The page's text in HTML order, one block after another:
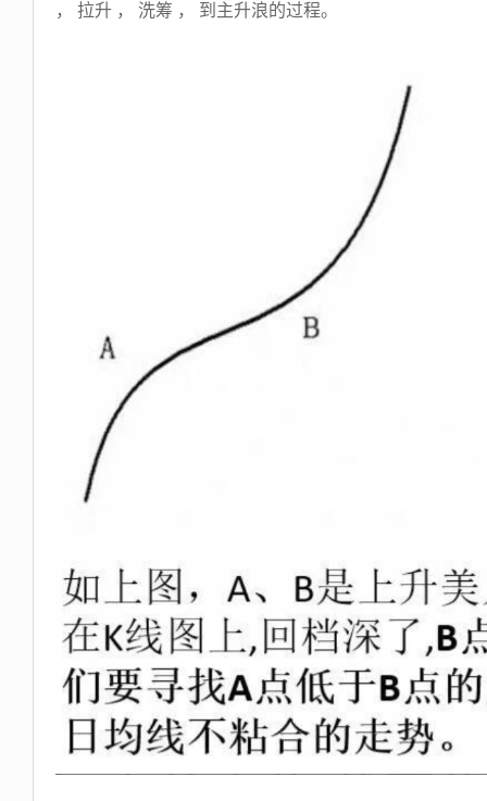
， 拉升 ， 洗筹 ， 到主升浪的过程。